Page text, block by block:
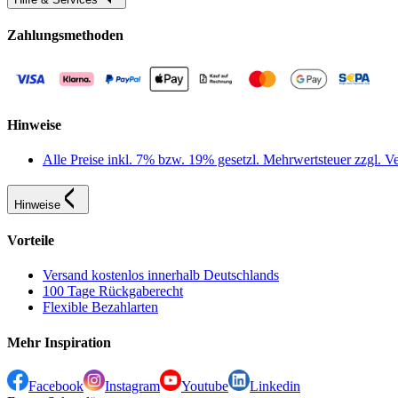
Zahlungsmethoden
Hinweise
Alle Preise inkl. 7% bzw. 19% gesetzl. Mehrwertsteuer zzgl.
Hinweise
Vorteile
Versand kostenlos innerhalb Deutschlands
100 Tage Rückgaberecht
Flexible Bezahlarten
Mehr Inspiration
Facebook Instagram Youtube
Linkedin